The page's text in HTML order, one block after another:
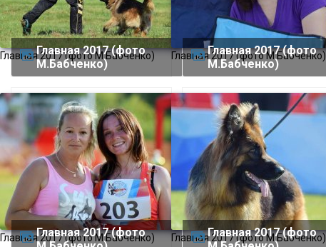
Главная 2017 (фото М.Бабченко)
Главная 2017 (фото
М.Бабченко)
Главная 2017 (фото М.Бабченко)
Главная 2017 (фото
М.Бабченко)
Главная 2017 (фото М.Бабченко)
Главная 2017 (фото
Главная 2017 (фото М.Бабченко)
Главная 2017 (фото